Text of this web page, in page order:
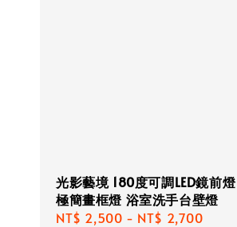
光影藝境 180度可調LED鏡前燈
極簡畫框燈 浴室洗手台壁燈
Regular
NT$ 2,500 - NT$ 2,700